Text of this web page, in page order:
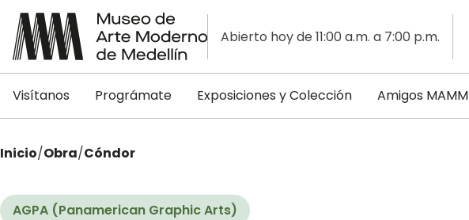
Abierto hoy de 11:00 a.m. a 7:00 p.m.
Visítanos Prográmate Exposiciones y Colección Amigos MAMM
Inicio/Obra/Cóndor
AGPA (Panamerican Graphic Arts)